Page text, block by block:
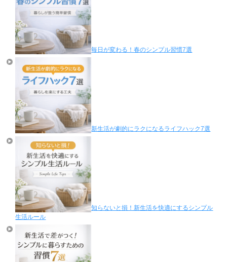
毎日が変わる！春のシンプル習慣7選
新生活が劇的にラクになるライフハック7選
知らないと損！新生活を快適にするシンプル
生活ルール